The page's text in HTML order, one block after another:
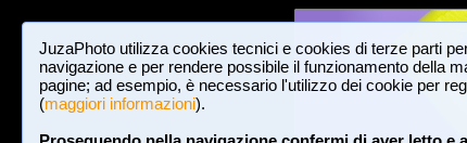
JuzaPhoto utilizza cookies tecnici e cookies di terze parti
navigazione e per rendere possibile il funzionamento della
pagine; ad esempio, è necessario l'utilizzo dei cookie per
(maggiori informazioni).